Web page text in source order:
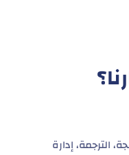
الترجمة، إدارة